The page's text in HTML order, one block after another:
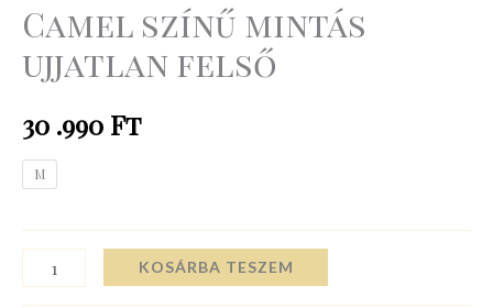
Camel színű mintás
ujjatlan felső
30 .990 Ft
M
KOSÁRBA TESZEM